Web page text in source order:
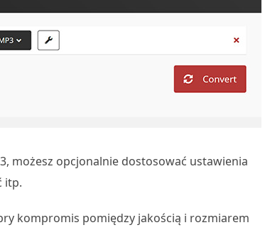
możesz opcjonalnie dostosować ustawienia
itp.
kompromis pomiędzy jakością i rozmiarem